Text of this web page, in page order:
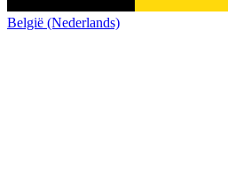
België (Nederlands)